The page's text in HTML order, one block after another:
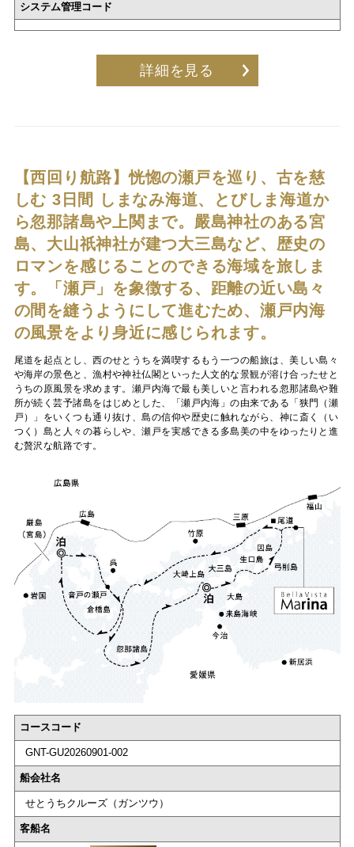
システム管理コード
詳細を見る
【西回り航路】恍惚の瀬戸を巡り、古を慈
しむ 3日間
しまなみ海道、とびしま海道か
ら忽那諸島や上関まで。嚴島神社のある宮
島、大山祇神社が建つ大三島など、歴史の
ロマンを感じることのできる海域を旅しま
す。「瀬戸」を象徴する、距離の近い島々
の間を縫うようにして進むため、瀬戸内海
の風景をより身近に感じられます。
尾道を起点とし、西のせとうちを満喫するもう一つの船旅は、美しい島々
や海岸の景色と、漁村や神社仏閣といった人文的な景観が溶け合ったせと
うちの原風景を求めます。瀬戸内海で最も美しいと言われる忽那諸島や難
所が続く芸予諸島をはじめとした、「瀬戸内海」の由来である「狭門（瀬
戸）」をいくつも通り抜け、島の信仰や歴史に触れながら、神に斎く（い
つく）島と人々の暮らしや、瀬戸を実感できる多島美の中をゆったりと進
む贅沢な航路です。
コースコード
GNT-GU20260901-002
船会社名
せとうちクルーズ（ガンツウ）
客船名